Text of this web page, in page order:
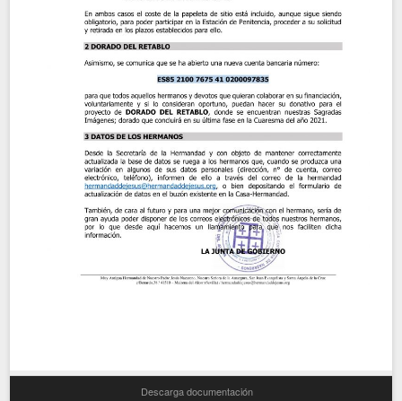
Descarga documentación